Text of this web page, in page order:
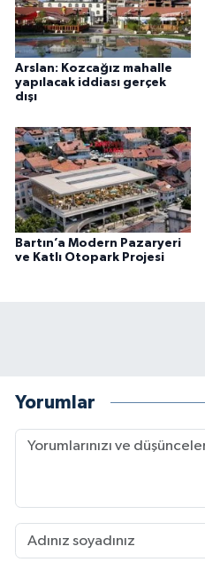
Arslan: Kozcağız mahalle
yapılacak iddiası gerçek
dışı
Bartın’a Modern Pazaryeri
ve Katlı Otopark Projesi
Yorumlar